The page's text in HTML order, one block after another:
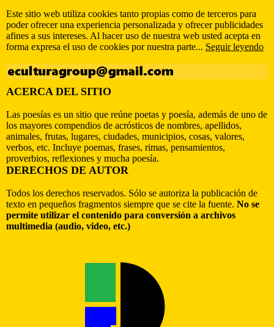
Este sitio web utiliza cookies tanto propias como de terceros para
poder ofrecer una experiencia personalizada y ofrecer publicidades
afines a sus intereses. Al hacer uso de nuestra web usted acepta en
forma expresa el uso de cookies por nuestra parte... Seguir leyendo
ACERCA DEL SITIO
Las poesías es un sitio que reúne poetas y poesía, además de uno de
los mayores compendios de acrósticos de nombres, apellidos,
animales, frutas, lugares, ciudades, municipios, cosas, valores,
verbos, etc. Incluye poemas, frases, rimas, pensamientos,
proverbios, reflexiones y mucha poesía.
DERECHOS DE AUTOR
Todos los derechos reservados. Sólo se autoriza la publicación de
texto en pequeños fragmentos siempre que se cite la fuente. No se
permite utilizar el contenido para conversión a archivos
multimedia (audio, video, etc.)